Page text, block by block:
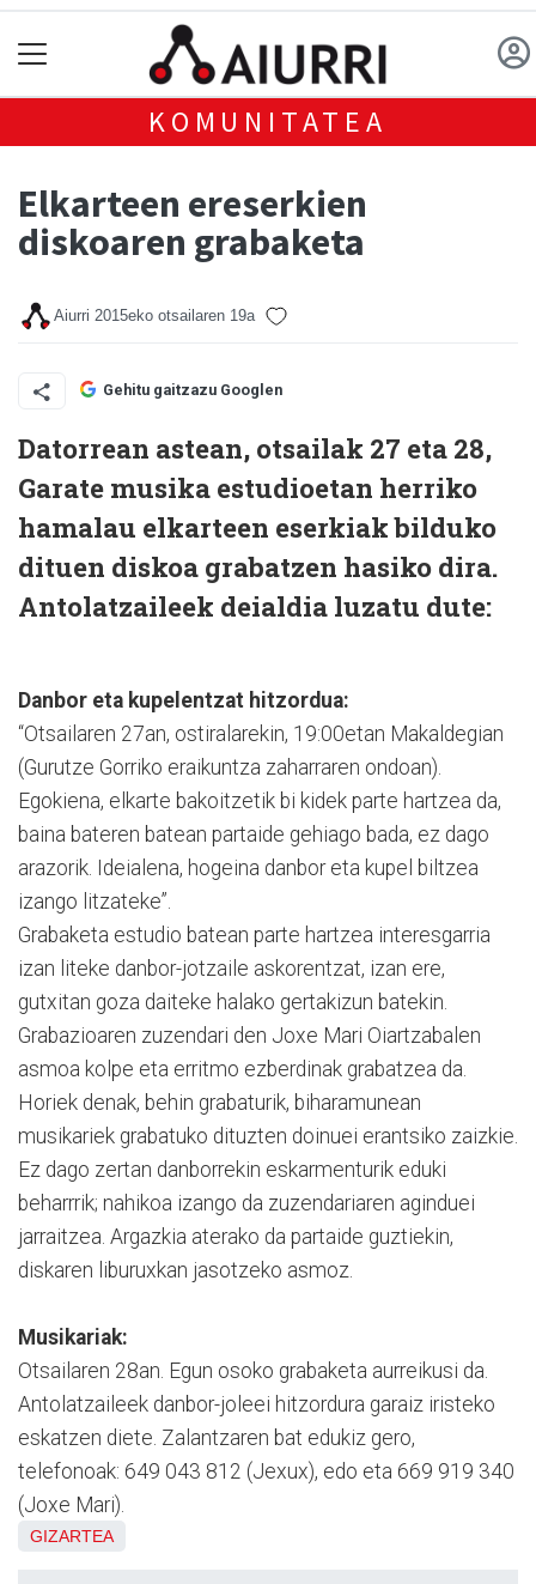
KOMUNITATEA
Elkarteen ereserkien
diskoaren grabaketa
Aiurri 2015eko otsailaren 19a
Gehitu gaitzazu Googlen
Datorrean astean, otsailak 27 eta 28,
Garate musika estudioetan herriko
hamalau elkarteen eserkiak bilduko
dituen diskoa grabatzen hasiko dira.
Antolatzaileek deialdia luzatu dute:
Danbor eta kupelentzat hitzordua:
“Otsailaren 27an, ostiralarekin, 19:00etan Makaldegian
(Gurutze Gorriko eraikuntza zaharraren ondoan).
Egokiena, elkarte bakoitzetik bi kidek parte hartzea da,
baina bateren batean partaide gehiago bada, ez dago
arazorik. Ideialena, hogeina danbor eta kupel biltzea
izango litzateke”.
Grabaketa estudio batean parte hartzea interesgarria
izan liteke danbor-jotzaile askorentzat, izan ere,
gutxitan goza daiteke halako gertakizun batekin.
Grabazioaren zuzendari den Joxe Mari Oiartzabalen
asmoa kolpe eta erritmo ezberdinak grabatzea da.
Horiek denak, behin grabaturik, biharamunean
musikariek grabatuko dituzten doinuei erantsiko zaizkie.
Ez dago zertan danborrekin eskarmenturik eduki
beharrrik; nahikoa izango da zuzendariaren aginduei
jarraitzea. Argazkia aterako da partaide guztiekin,
diskaren liburuxkan jasotzeko asmoz.
Musikariak:
Otsailaren 28an. Egun osoko grabaketa aurreikusi da.
Antolatzaileek danbor-joleei hitzordura garaiz iristeko
eskatzen diete. Zalantzaren bat edukiz gero,
telefonoak: 649 043 812 (Jexux), edo eta 669 919 340
(Joxe Mari).
GIZARTEA